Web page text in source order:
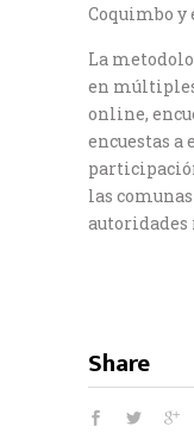
Coquimbo y
La
en
online,
encuestas a
las
autoridades
Share